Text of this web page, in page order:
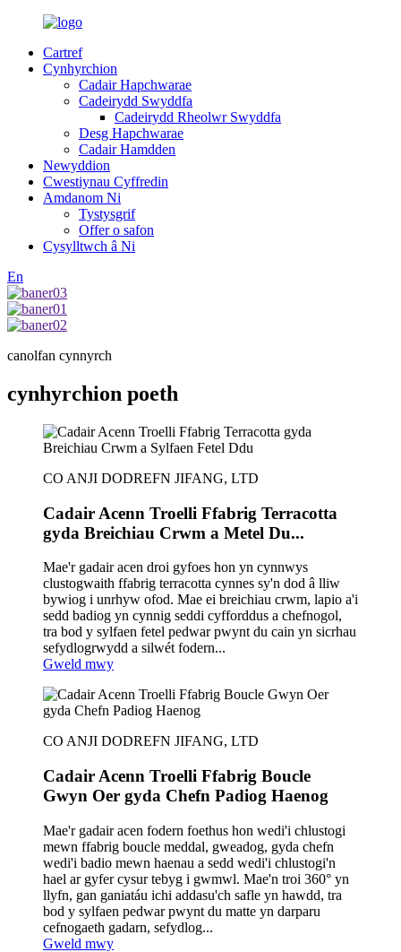
Cartref
Cynhyrchion
Cadair Hapchwarae
Cadeirydd Swyddfa
Cadeirydd Rheolwr Swyddfa
Desg Hapchwarae
Cadair Hamdden
Newyddion
Cwestiynau Cyffredin
Amdanom Ni
Tystysgrif
Offer o safon
Cysylltwch â Ni
En
canolfan cynnyrch
cynhyrchion poeth
CO ANJI DODREFN JIFANG, LTD
Cadair Acenn Troelli Ffabrig Terracotta
gyda Breichiau Crwm a Metel Du...
Mae'r gadair acen droi gyfoes hon yn cynnwys
clustogwaith ffabrig terracotta cynnes sy'n dod â lliw
bywiog i unrhyw ofod. Mae ei breichiau crwm, lapio a'i
sedd badiog yn cynnig seddi cyfforddus a chefnogol,
tra bod y sylfaen fetel pedwar pwynt du cain yn sicrhau
sefydlogrwydd a silwét fodern...
Gweld mwy
CO ANJI DODREFN JIFANG, LTD
Cadair Acenn Troelli Ffabrig Boucle
Gwyn Oer gyda Chefn Padiog Haenog
Mae'r gadair acen fodern foethus hon wedi'i chlustogi
mewn ffabrig boucle meddal, gweadog, gyda chefn
wedi'i badio mewn haenau a sedd wedi'i chlustogi'n
hael ar gyfer cysur tebyg i gwmwl. Mae'n troi 360° yn
llyfn, gan ganiatáu ichi addasu'ch safle yn hawdd, tra
bod y sylfaen pedwar pwynt du matte yn darparu
cefnogaeth gadarn, sefydlog...
Gweld mwy